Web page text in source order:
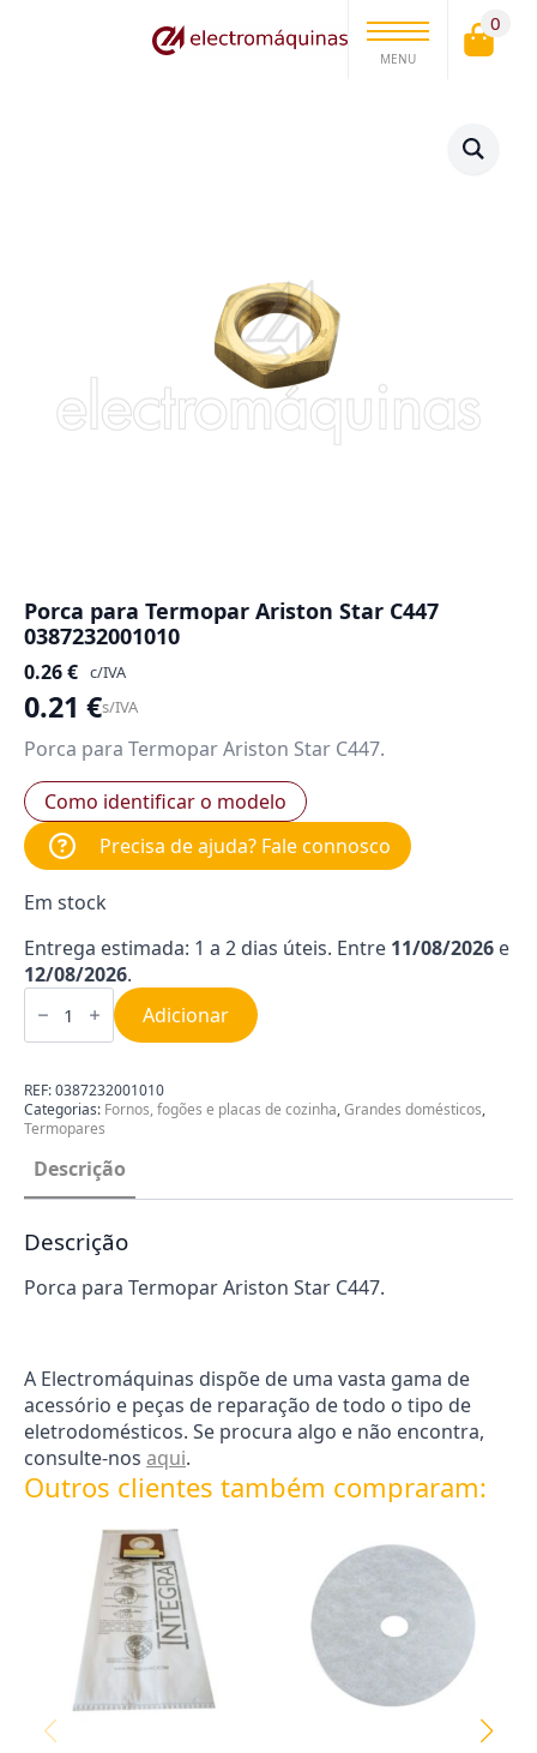
MENU
0
Porca para Termopar Ariston Star C447
0387232001010
0.26€ c/IVA
0.21 €s/IVA
Porca para Termopar Ariston Star C447.
Como identificar o modelo
Precisa de ajuda? Fale connosco
Em stock
Entrega estimada: 1 a 2 dias úteis. Entre 11/08/2026 e
12/08/2026.
Quantidade
de
para
Ariston
Star
C447
0387232001010
Adicionar
REF:0387232001010
Categorias: Fornos, fogões e placas de cozinha,Grandes domésticos,
Termopares
Descrição
Descrição
Porca para Termopar Ariston Star C447.
A Electromáquinas dispõe de uma vasta gama de
acessório e peças de reparação de todo o tipo de
eletrodomésticos. Se procura algo e não encontra,
consulte-nos aqui.
Outros clientes também compraram: